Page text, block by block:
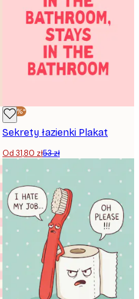
-40%*
Sekrety łazienki Plakat
Od 31,80 zł53 zł